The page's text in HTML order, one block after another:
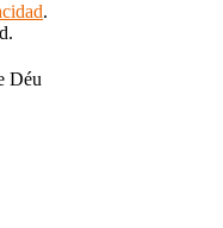
.
Déu